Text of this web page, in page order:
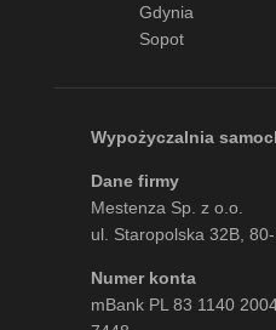
Gdynia
Sopot
Wypożyczalnia
Dane firmy
Mestenza Sp. z o.o.
ul. Staropolska 32B,
Numer konta
mBank PL 83 1140